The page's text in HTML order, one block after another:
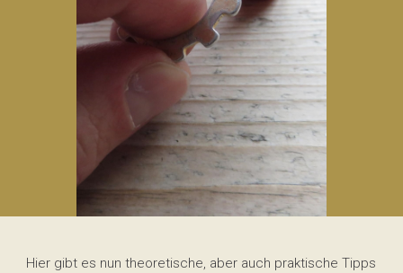
Hier gibt es nun theoretische, aber auch praktische Tipps